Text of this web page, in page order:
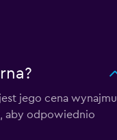
jego cena wynajmu,
aby odpowiednio